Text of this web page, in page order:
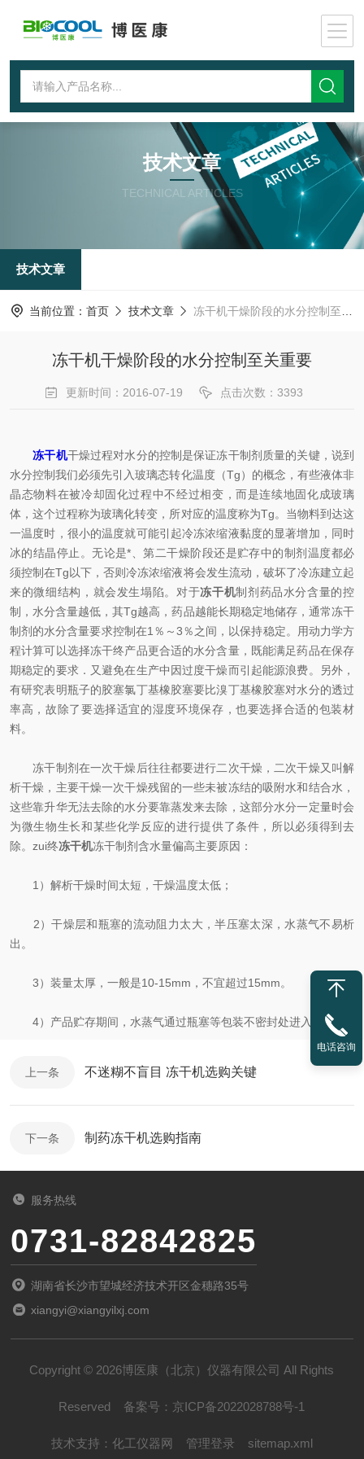
技术文章
TECHNICAL ARTICLES
技术文章
当前位置： 首页 技术文章 冻干机干燥阶段的水分控制至关重要
冻干机干燥阶段的水分控制至关重要
更新时间：2016-07-19 点击次数：3393
冻干机干燥过程对水分的控制是保证冻干制剂质量的关键，说到
水分控制我们必须先引入玻璃态转化温度（Tg）的概念，有些液体非
晶态物料在被冷却固化过程中不经过相变，而是连续地固化成玻璃
体，这个过程称为玻璃化转变，所对应的温度称为Tg。当物料到达这
一温度时，很小的温度就可能引起冷冻浓缩液黏度的显著增加，同时
冰的结晶停止。无论是*、第二干燥阶段还是贮存中的制剂温度都必
须控制在Tg以下，否则冷冻浓缩液将会发生流动，破坏了冷冻建立起
来的微细结构，就会发生塌陷。对于冻干机制剂药品水分含量的控
制，水分含量越低，其Tg越高，药品越能长期稳定地储存，通常冻干
制剂的水分含量要求控制在1％～3％之间，以保持稳定。用动力学方
程计算可以选择冻干终产品更合适的水分含量，既能满足药品在保存
期稳定的要求．又避免在生产中因过度干燥而引起能源浪费。另外，
有研究表明瓶子的胶塞氯丁基橡胶塞要比溴丁基橡胶塞对水分的透过
率高，故除了要选择适宜的湿度环境保存，也要选择合适的包装材
料。
冻干制剂在一次干燥后往往都要进行二次干燥，二次干燥又叫解
析干燥，主要干燥一次干燥残留的一些未被冻结的吸附水和结合水，
这些靠升华无法去除的水分要靠蒸发来去除，这部分水分一定量时会
为微生物生长和某些化学反应的进行提供了条件，所以必须得到去
除。zui终冻干机冻干制剂含水量偏高主要原因：
1）解析干燥时间太短，干燥温度太低；
2）干燥层和瓶塞的流动阻力太大，半压塞太深，水蒸气不易析
出。
3）装量太厚，一般是10-15mm，不宜超过15mm。
4）产品贮存期间，水蒸气通过瓶塞等包装不密封处进入。
上一条 不迷糊不盲目 冻干机选购关键
下一条 制药冻干机选购指南
服务热线
0731-82842825
湖南省长沙市望城经济技术开区金穗路35号
xiangyi@xiangyilxj.com
Copyright © 2026博医康（北京）仪器有限公司 All Rights
Reserved 备案号： 京ICP备2022028788号-1
技术支持： 化工仪器网 管理登录 sitemap.xml
电话咨询